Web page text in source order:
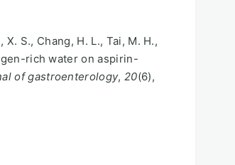
X. S., Chang, H. L., Tai, M. H.,
rich water on aspirin-
of gastroenterology,20(6),